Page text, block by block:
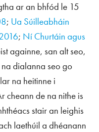
ar an bhfód le 15
; Ua Súilleabháin
; Ní Churtáin agus
againne, san alt seo,
dialanna seo go
na heitinne i
cheann de na nithe is
stair an leighis
laethúil a dhéanann